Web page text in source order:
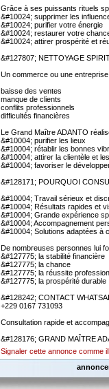
Grâce à ses puissants rituels
&#10024; supprimer les
&#10024; purifier votre énergie
&#10024; restaurer votre
&#10024; attirer prospérité et
&#127807; NETTOYAGE
Un commerce ou une
baisse des ventes
manque de clients
conflits professionnels
difficultés financières
Le Grand Maître ADANTO
&#10004; purifier les lieux
&#10004; rétablir les bonnes
&#10004; attirer la clientèle et
&#10004; favoriser le
&#128171; POURQUOI
&#10004; Travail sérieux et
&#10004; Résultats rapides et
&#10004; Grande expérience
&#10004; Accompagnement
&#10004; Solutions adaptées à
De nombreuses personnes lui
&#127775; la stabilité financière
&#127775; la chance
&#127775; la réussite
&#127775; la prospérité durable
&#128242; CONTACT
+229 0167 731093
Consultation rapide et
&#128176; GRAND MAÎTRE
Signaler cette annonce comme